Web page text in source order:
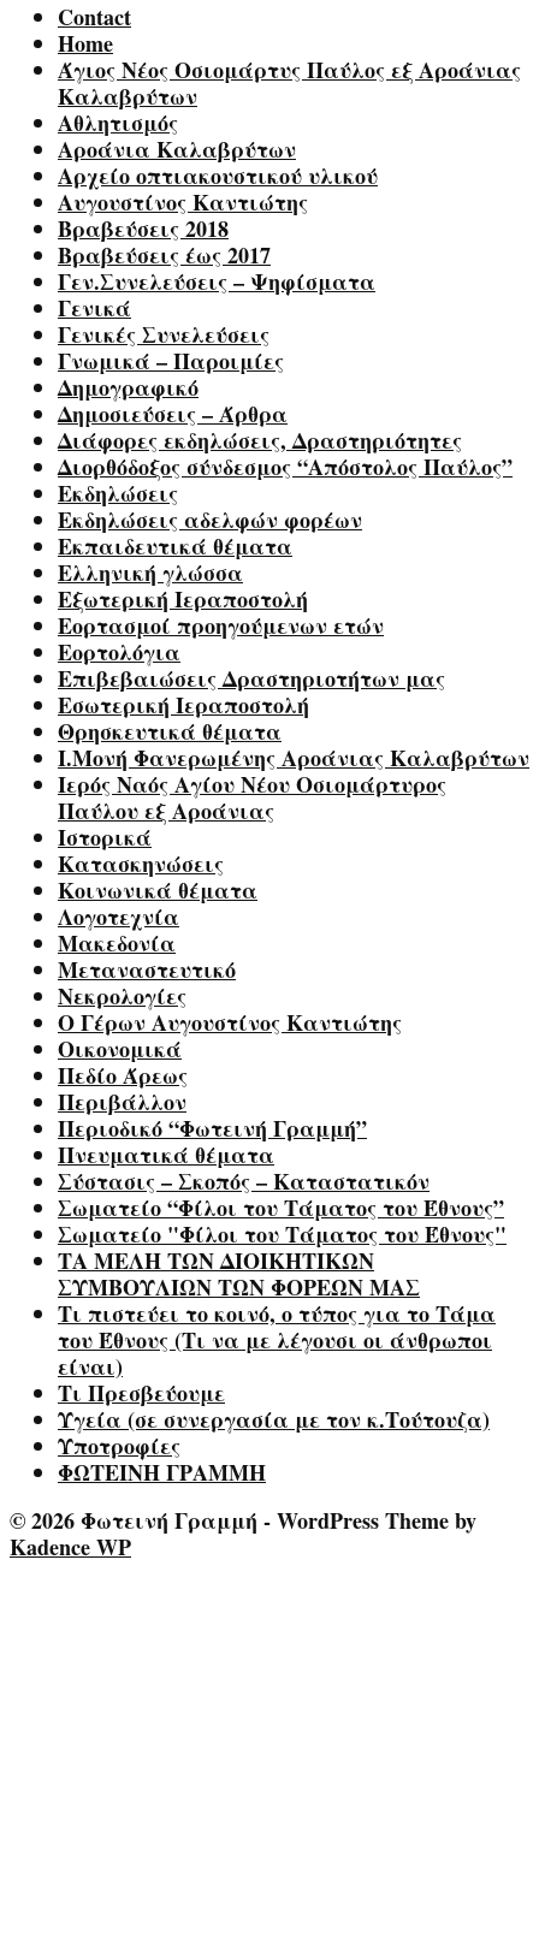
Contact
Home
Άγιος Νέος Οσιομάρτυς Παύλος εξ Αροάνιας
Καλαβρύτων
Αθλητισμός
Αροάνια Καλαβρύτων
Αρχείο οπτιακουστικού υλικού
Αυγουστίνος Καντιώτης
Βραβεύσεις 2018
Βραβεύσεις έως 2017
Γεν.Συνελεύσεις – Ψηφίσματα
Γενικά
Γενικές Συνελεύσεις
Γνωμικά – Παροιμίες
Δημογραφικό
Δημοσιεύσεις – Άρθρα
Διάφορες εκδηλώσεις, Δραστηριότητες
Διορθόδοξος σύνδεσμος “Απόστολος Παύλος”
Εκδηλώσεις
Εκδηλώσεις αδελφών φορέων
Εκπαιδευτικά θέματα
Ελληνική γλώσσα
Εξωτερική Ιεραποστολή
Εορτασμοί προηγούμενων ετών
Εορτολόγια
Επιβεβαιώσεις Δραστηριοτήτων μας
Εσωτερική Ιεραποστολή
Θρησκευτικά θέματα
Ι.Μονή Φανερωμένης Αροάνιας Καλαβρύτων
Ιερός Ναός Αγίου Νέου Οσιομάρτυρος
Παύλου εξ Αροάνιας
Ιστορικά
Κατασκηνώσεις
Κοινωνικά θέματα
Λογοτεχνία
Μακεδονία
Μεταναστευτικό
Νεκρολογίες
Ο Γέρων Αυγουστίνος Καντιώτης
Οικονομικά
Πεδίο Άρεως
Περιβάλλον
Περιοδικό “Φωτεινή Γραμμή”
Πνευματικά θέματα
Σύστασις – Σκοπός – Καταστατικόν
Σωματείο “Φίλοι του Τάματος του Έθνους”
Σωματείο "Φίλοι του Τάματος του Έθνους"
ΤΑ ΜΕΛΗ ΤΩΝ ΔΙΟΙΚΗΤΙΚΩΝ
ΣΥΜΒΟΥΛΙΩΝ ΤΩΝ ΦΟΡΕΩΝ ΜΑΣ
Τι πιστεύει το κοινό, ο τύπος για το Τάμα
του Έθνους (Τι να με λέγουσι οι άνθρωποι
είναι)
Τι Πρεσβεύουμε
Υγεία (σε συνεργασία με τον κ.Τούτουζα)
Υποτροφίες
ΦΩΤΕΙΝΗ ΓΡΑΜΜΗ
© 2026 Φωτεινή Γραμμή - WordPress Theme by
Kadence WP